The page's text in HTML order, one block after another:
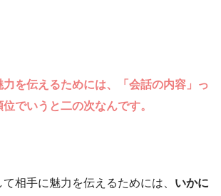
を伝えるためには、「会話の内容」っ
でいうと二の次なんです。
相手に魅力を伝えるためには、 いかに